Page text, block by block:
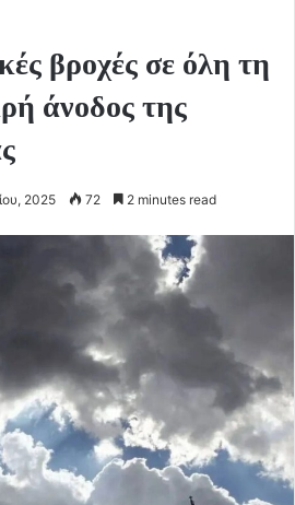
βροχές σε όλη τη
άνοδος της
2025 72 2 minutes read